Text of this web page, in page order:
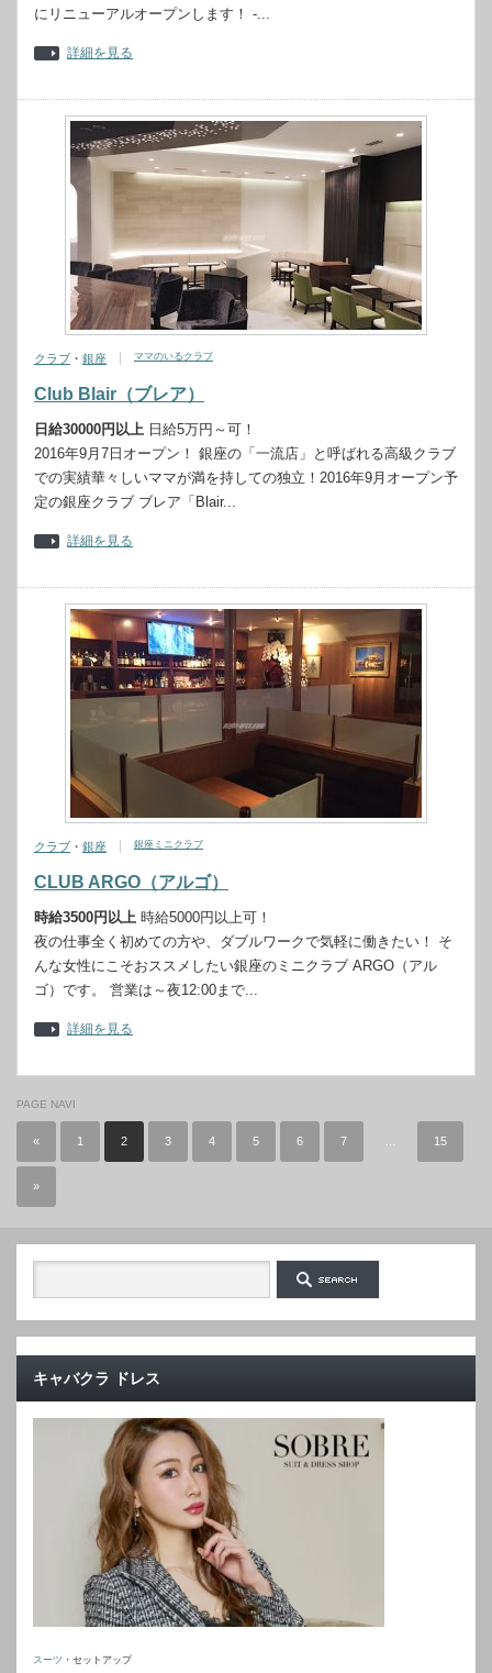
にリニューアルオープンします！ -...
詳細を見る
クラブ ・ 銀座 ママのいるクラブ
Club Blair（ブレア）
日給30000円以上 日給5万円～可！
2016年9月7日オープン！ 銀座の「一流店」と呼ばれる高級クラブ
での実績華々しいママが満を持しての独立！2016年9月オープン予
定の銀座クラブ ブレア「Blair...
詳細を見る
クラブ ・ 銀座 銀座ミニクラブ
CLUB ARGO（アルゴ）
時給3500円以上 時給5000円以上可！
夜の仕事全く初めての方や、ダブルワークで気軽に働きたい！ そ
んな女性にこそおススメしたい銀座のミニクラブ ARGO（アル
ゴ）です。 営業は～夜12:00まで...
詳細を見る
PAGE NAVI
« 1 2 3 4 5 6 7 15
»
キャバクラ ドレス
スーツ ・セットアップ